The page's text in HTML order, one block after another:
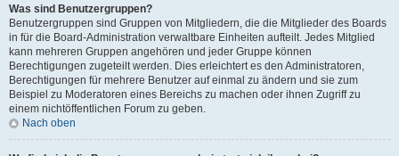
Was sind Benutzergruppen?
Benutzergruppen sind Gruppen von Mitgliedern, die die Mitglieder des Boards
in für die Board-Administration verwaltbare Einheiten aufteilt. Jedes Mitglied
kann mehreren Gruppen angehören und jeder Gruppe können
Berechtigungen zugeteilt werden. Dies erleichtert es den Administratoren,
Berechtigungen für mehrere Benutzer auf einmal zu ändern und sie zum
Beispiel zu Moderatoren eines Bereichs zu machen oder ihnen Zugriff zu
einem nichtöffentlichen Forum zu geben.
Nach oben